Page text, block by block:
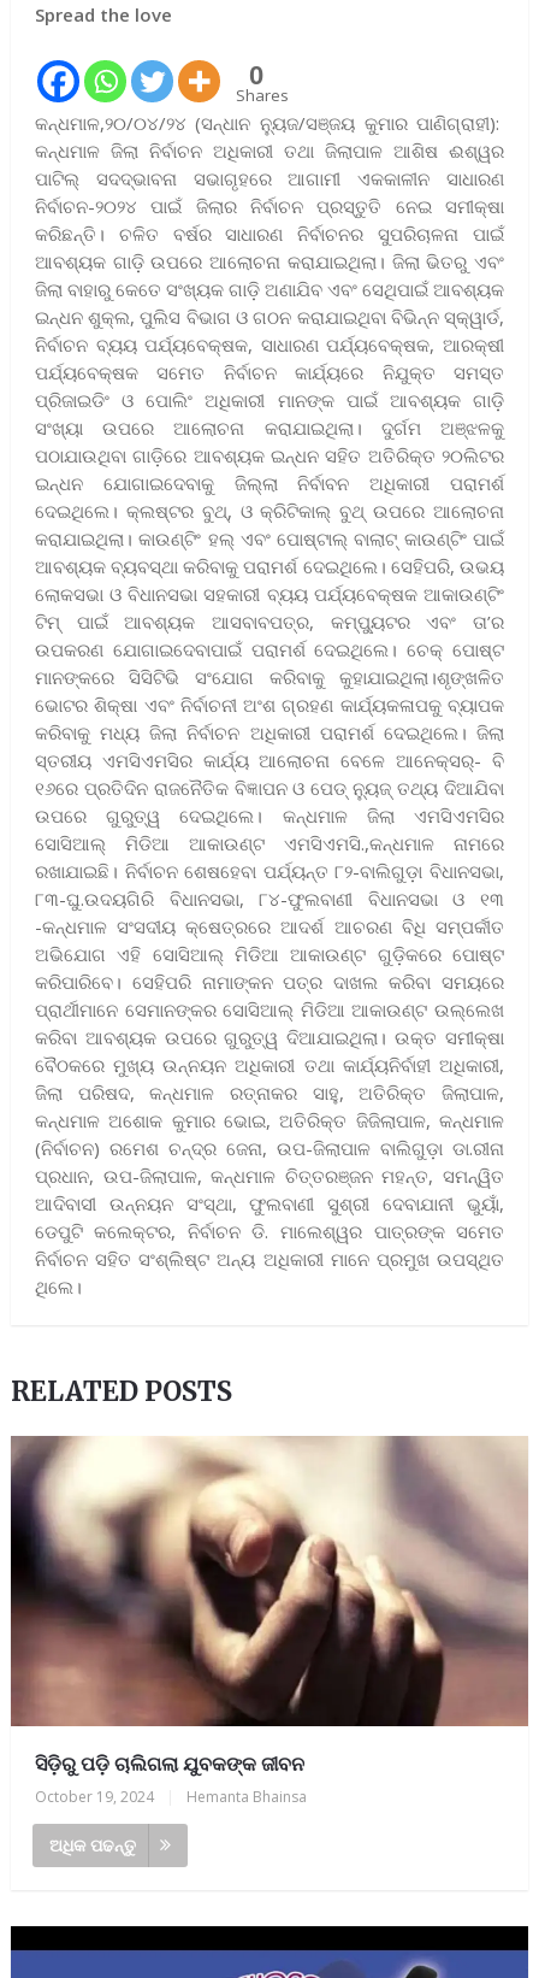
Spread the love
0
Shares
କନ୍ଧମାଳ,୨୦/୦୪/୨୪ (ସନ୍ଧାନ ନ୍ୟୁଜ/ସଞ୍ଜୟ କୁମାର ପାଣିଗ୍ରାହୀ):
କନ୍ଧମାଳ ଜିଲା ନିର୍ବାଚନ ଅଧିକାରୀ ତଥା ଜିଲାପାଳ ଆଶିଷ ଈଶ୍ୱର
ପାଟିଲ୍ ସଦଦ୍ଭାବନା ସଭାଗୃହରେ ଆଗାମୀ ଏକକାଳୀନ ସାଧାରଣ
ନିର୍ବାଚନ-୨୦୨୪ ପାଇଁ ଜିଲାର ନିର୍ବାଚନ ପ୍ରସ୍ତୁତି ନେଇ ସମୀକ୍ଷା
କରିଛନ୍ତି। ଚଳିତ ବର୍ଷର ସାଧାରଣ ନିର୍ବାଚନର ସୁପରିଚାଳନା ପାଇଁ
ଆବଶ୍ୟକ ଗାଡ଼ି ଉପରେ ଆଲୋଚନା କରାଯାଇଥିଲା। ଜିଲା ଭିତରୁ ଏବଂ
ଜିଲା ବାହାରୁ କେତେ ସଂଖ୍ୟକ ଗାଡ଼ି ଅଣାଯିବ ଏବଂ ସେଥିପାଇଁ ଆବଶ୍ୟକ
ଇନ୍ଧନ ଶୁକ୍ଲ, ପୁଲିସ ବିଭାଗ ଓ ଗଠନ କରାଯାଇଥିବା ବିଭିନ୍ନ ସ୍କ୍ୱାର୍ଡ,
ନିର୍ବାଚନ ବ୍ୟୟ ପର୍ଯ୍ୟବେକ୍ଷକ, ସାଧାରଣ ପର୍ଯ୍ୟବେକ୍ଷକ, ଆରକ୍ଷୀ
ପର୍ଯ୍ୟବେକ୍ଷକ ସମେତ ନିର୍ବାଚନ କାର୍ଯ୍ୟରେ ନିଯୁକ୍ତ ସମସ୍ତ
ପ୍ରିଜାଇଡିଂ ଓ ପୋଲିଂ ଅଧିକାରୀ ମାନଙ୍କ ପାଇଁ ଆବଶ୍ୟକ ଗାଡ଼ି
ସଂଖ୍ୟା ଉପରେ ଆଲୋଚନା କରାଯାଇଥିଲା। ଦୁର୍ଗମ ଅଞ୍ଝଳକୁ
ପଠାଯାଉଥିବା ଗାଡ଼ିରେ ଆବଶ୍ୟକ ଇନ୍ଧନ ସହିତ ଅତିରିକ୍ତ ୨୦ଲିଟର
ଇନ୍ଧନ ଯୋଗାଇଦେବାକୁ ଜିଲ୍ଲା ନିର୍ବାବନ ଅଧିକାରୀ ପରାମର୍ଶ
ଦେଇଥିଲେ। କ୍ଲଷ୍ଟର ବୁଥ୍, ଓ କ୍ରିଟିକାଲ୍ ବୁଥ୍ ଉପରେ ଆଲୋଚନା
କରାଯାଇଥିଲା। କାଉଣ୍ଟିଂ ହଲ୍ ଏବଂ ପୋଷ୍ଟାଲ୍ ବାଲାଟ୍ କାଉଣ୍ଟିଂ ପାଇଁ
ଆବଶ୍ୟକ ବ୍ୟବସ୍ଥା କରିବାକୁ ପରାମର୍ଶ ଦେଇଥିଲେ। ସେହିପରି, ଉଭୟ
ଲୋକସଭା ଓ ବିଧାନସଭା ସହକାରୀ ବ୍ୟୟ ପର୍ଯ୍ୟବେକ୍ଷକ ଆକାଉଣ୍ଟିଂ
ଟିମ୍ ପାଇଁ ଆବଶ୍ୟକ ଆସବାବପତ୍ର, କମ୍ପ୍ୟୁଟର ଏବଂ ତା’ର
ଉପକରଣ ଯୋଗାଇଦେବାପାଇଁ ପରାମର୍ଶ ଦେଇଥିଲେ। ଚେକ୍ ପୋଷ୍ଟ
ମାନଙ୍କରେ ସିସିଟିଭି ସଂଯୋଗ କରିବାକୁ କୁହାଯାଇଥିଲା।ଶୃଙ୍ଖଳିତ
ଭୋଟର ଶିକ୍ଷା ଏବଂ ନିର୍ବାଚନୀ ଅଂଶ ଗ୍ରହଣ କାର୍ଯ୍ୟକଳାପକୁ ବ୍ୟାପକ
କରିବାକୁ ମଧ୍ୟ ଜିଲା ନିର୍ବାଚନ ଅଧିକାରୀ ପରାମର୍ଶ ଦେଇଥିଲେ। ଜିଲା
ସ୍ତରୀୟ ଏମସିଏମସିର କାର୍ଯ୍ୟ ଆଲୋଚନା ବେଳେ ଆନେକ୍ସର୍- ବି
୧୬ରେ ପ୍ରତିଦିନ ରାଜନୈତିକ ବିଜ୍ଞାପନ ଓ ପେଡ୍ ନ୍ୟୁଜ୍ ତଥ୍ୟ ଦିଆଯିବା
ଉପରେ ଗୁରୁତ୍ୱ ଦେଇଥିଲେ। କନ୍ଧମାଳ ଜିଲା ଏମସିଏମସିର
ସୋସିଆଲ୍ ମିଡିଆ ଆକାଉଣ୍ଟ ଏମସିଏମସି.,କନ୍ଧମାଳ ନାମରେ
ରଖାଯାଇଛି। ନିର୍ବାଚନ ଶେଷହେବା ପର୍ଯ୍ୟନ୍ତ ୮୨-ବାଲିଗୁଡ଼ା ବିଧାନସଭା,
୮୩-ଘୁ.ଉଦୟଗିରି ବିଧାନସଭା, ୮୪-ଫୁଲବାଣୀ ବିଧାନସଭା ଓ ୧୩
-କନ୍ଧମାଳ ସଂସଦୀୟ କ୍ଷେତ୍ରରେ ଆଦର୍ଶ ଆଚରଣ ବିଧି ସମ୍ପର୍କୀତ
ଅଭିଯୋଗ ଏହି ସୋସିଆଲ୍ ମିଡିଆ ଆକାଉଣ୍ଟ ଗୁଡ଼ିକରେ ପୋଷ୍ଟ
କରିପାରିବେ। ସେହିପରି ନାମାଙ୍କନ ପତ୍ର ଦାଖଲ କରିବା ସମୟରେ
ପ୍ରାର୍ଥୀମାନେ ସେମାନଙ୍କର ସୋସିଆଲ୍ ମିଡିଆ ଆକାଉଣ୍ଟ ଉଲ୍ଲେଖ
କରିବା ଆବଶ୍ୟକ ଉପରେ ଗୁରୁତ୍ୱ ଦିଆଯାଇଥିଲା। ଉକ୍ତ ସମୀକ୍ଷା
ବୈଠକରେ ମୁଖ୍ୟ ଉନ୍ନୟନ ଅଧିକାରୀ ତଥା କାର୍ଯ୍ୟନିର୍ବାହୀ ଅଧିକାରୀ,
ଜିଲା ପରିଷଦ, କନ୍ଧମାଳ ରତ୍ନାକର ସାହୁ, ଅତିରିକ୍ତ ଜିଲାପାଳ,
କନ୍ଧମାଳ ଅଶୋକ କୁମାର ଭୋଇ, ଅତିରିକ୍ତ ଜିଜିଲାପାଳ, କନ୍ଧମାଳ
(ନିର୍ବାଚନ) ରମେଶ ଚନ୍ଦ୍ର ଜେନା, ଉପ-ଜିଲାପାଳ ବାଲିଗୁଡ଼ା ଡା.ରୀନା
ପ୍ରଧାନ, ଉପ-ଜିଲାପାଳ, କନ୍ଧମାଳ ଚିତ୍ତରଞ୍ଜନ ମହନ୍ତ, ସମନ୍ୱିତ
ଆଦିବାସୀ ଉନ୍ନୟନ ସଂସ୍ଥା, ଫୁଲବାଣୀ ସୁଶ୍ରୀ ଦେବାଯାନୀ ଭୁୟାଁ,
ଡେପୁଟି କଲେକ୍ଟର, ନିର୍ବାଚନ ଡି. ମାଲେଶ୍ୱର ପାତ୍ରଙ୍କ ସମେତ
ନିର୍ବାଚନ ସହିତ ସଂଶ୍ଲିଷ୍ଟ ଅନ୍ୟ ଅଧିକାରୀ ମାନେ ପ୍ରମୁଖ ଉପସ୍ଥିତ
ଥିଲେ।
RELATED POSTS
ସିଡ଼ିରୁ ପଡ଼ି ଚାଲିଗଲା ଯୁବକଙ୍କ ଜୀବନ
October 19, 2024 Hemanta Bhainsa
ଅଧିକ ପଢନ୍ତୁ